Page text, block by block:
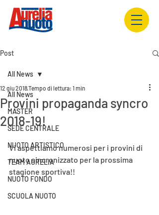
Post
All News
MASTER
SEDE CENTRALE
NUOTO ARTISTICO
TEAM AURELIA
NUOTO FONDO
SCUOLA NUOTO
All News
Provini propaganda syncro
2018-19!
12 giu 2018Tempo di lettura: 1 min
Vi aspettiamo numerosi per i provini di
nuoto sincronizzato per la prossima
stagione sportiva!!